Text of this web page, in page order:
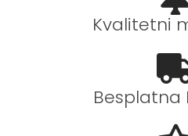
Kvalitetni
Besplatna